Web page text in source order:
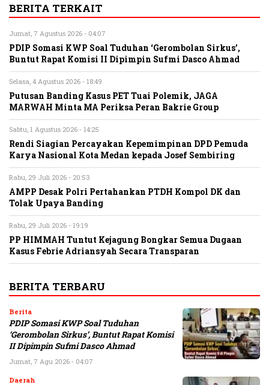
BERITA TERKAIT
Jumat, 7 Agustus 2026 - 04:07
PDIP Somasi KWP Soal Tuduhan ‘Gerombolan Sirkus’,
Buntut Rapat Komisi II Dipimpin Sufmi Dasco Ahmad
Selasa, 4 Agustus 2026 - 18:49
Putusan Banding Kasus PET Tuai Polemik, JAGA
MARWAH Minta MA Periksa Peran Bakrie Group
Sabtu, 1 Agustus 2026 - 14:25
Rendi Siagian Percayakan Kepemimpinan DPD Pemuda
Karya Nasional Kota Medan kepada Josef Sembiring
Rabu, 29 Juli 2026 - 20:53
AMPP Desak Polri Pertahankan PTDH Kompol DK dan
Tolak Upaya Banding
Rabu, 29 Juli 2026 - 19:19
PP HIMMAH Tuntut Kejagung Bongkar Semua Dugaan
Kasus Febrie Adriansyah Secara Transparan
BERITA TERBARU
Berita
PDIP Somasi KWP Soal Tuduhan
‘Gerombolan Sirkus’, Buntut Rapat Komisi
II Dipimpin Sufmi Dasco Ahmad
Jumat, 7 Agu 2026 - 04:07
Daerah